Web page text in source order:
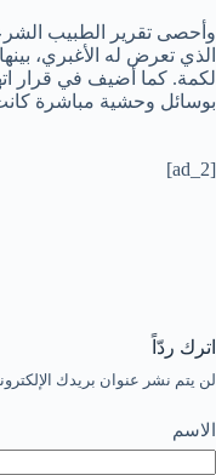
وأحصى تقرير الطبيب
لكمة. كما أضيف في قرار
بوسائل وحشية مباشرة
[ad_2]
اترك ردّاً
لن يتم نشر عنوان بريدك
الاسم